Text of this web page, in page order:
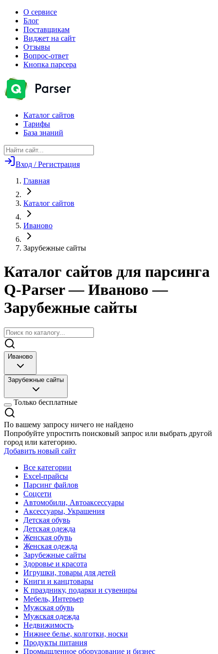
О сервисе
Блог
Поставщикам
Виджет на сайт
Отзывы
Вопрос-ответ
Кнопка парсера
Каталог сайтов
Тарифы
База знаний
Вход / Регистрация
Главная
Каталог сайтов
Иваново
Зарубежные сайты
Каталог сайтов для парсинга
Q-Parser— Иваново —
Зарубежные сайты
Иваново
Зарубежные сайты
Только бесплатные
По вашему запросу ничего не найдено
Попробуйте упростить поисковый запрос или выбрать другой
город или категорию.
Добавить новый сайт
Все категории
Excel-прайсы
Парсинг файлов
Соцсети
Автомобили, Автоаксессуары
Аксессуары, Украшения
Детская обувь
Детская одежда
Женская обувь
Женская одежда
Зарубежные сайты
Здоровье и красота
Игрушки, товары для детей
Книги и канцтовары
К празднику, подарки и сувениры
Мебель, Интерьер
Мужская обувь
Мужская одежда
Недвижимость
Нижнее белье, колготки, носки
Продукты питания
Промышленное оборудование и бизнес